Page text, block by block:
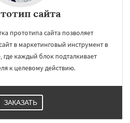
сайта
прототипа сайта позволяет
в маркетинговый инструмент в
каждый блок подталкивает
к целевому действию.
ЗАКАЗАТЬ